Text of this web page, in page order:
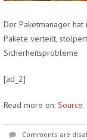
Der Paketmanager
Pakete verteilt,
Sicherheitsprobleme.
[ad_2]
Read more on: Source
Comments are